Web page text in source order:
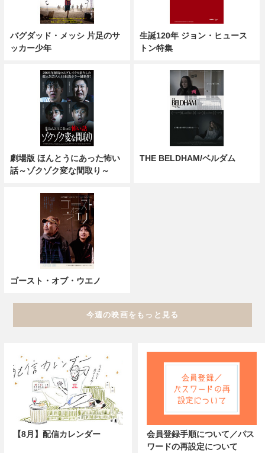
バグダッド・メッシ 片足のサ
ッカー少年
生誕120年 ジョン・ヒュース
トン特集
劇場版 ほんとうにあった怖い
話～ゾクゾク変な間取り～
THE BELDHAM/ベルダム
ゴースト・オブ・ウエノ
今週の映画をもっと見る
【8月】配信カレンダー
会員登録手順について／パス
ワードの再設定について